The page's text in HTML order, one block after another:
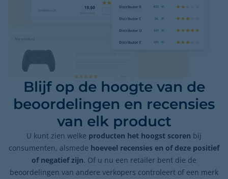
Blijf op de hoogte van de
beoordelingen en recensies
van elk product
U kunt zien welke producten het hoogst scoren bij
consumenten, alsmede hoeveel recensies en of deze positief
of negatief zijn. Of u nu een retailer bent die de
beoordelingen van andere verkopers controleert of een merk